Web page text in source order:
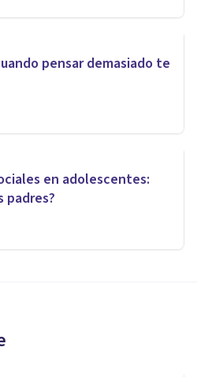
pensar demasiado te
en adolescentes:
padres?